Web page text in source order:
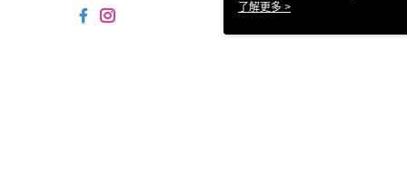
使用 cookie。
了解更多 >